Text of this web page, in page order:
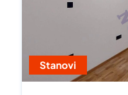
Stanovi